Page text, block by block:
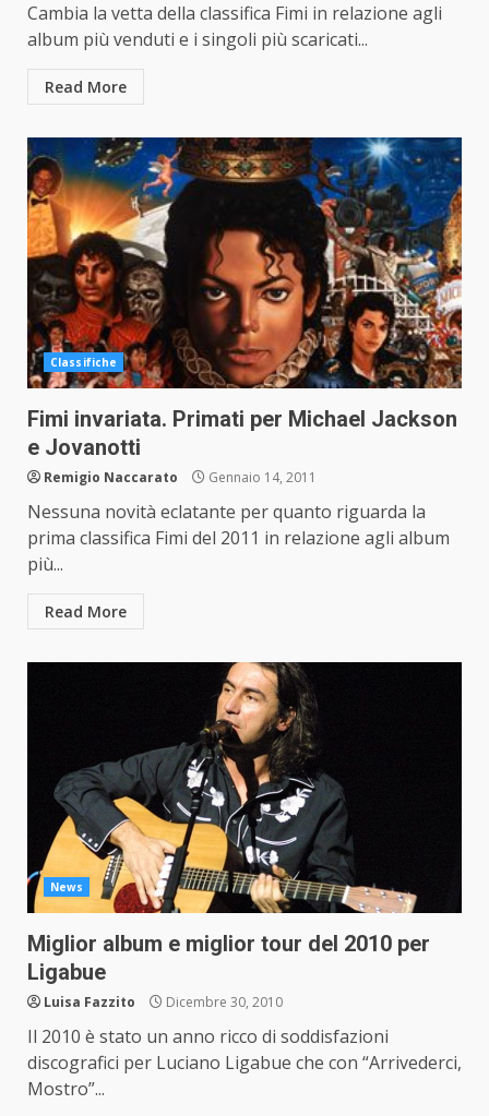
Cambia la vetta della classifica Fimi in relazione agli
album più venduti e i singoli più scaricati...
Read More
Classifiche
Fimi invariata. Primati per Michael Jackson
e Jovanotti
Remigio Naccarato Gennaio 14, 2011
Nessuna novità eclatante per quanto riguarda la
prima classifica Fimi del 2011 in relazione agli album
più...
Read More
News
Miglior album e miglior tour del 2010 per
Ligabue
Luisa Fazzito Dicembre 30, 2010
Il 2010 è stato un anno ricco di soddisfazioni
discografici per Luciano Ligabue che con “Arrivederci,
Mostro”...